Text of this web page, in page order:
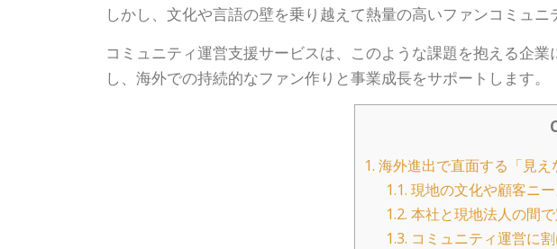
しかし、文化や言語の壁を乗り越えて熱量の高いファンコミュニ
コミュニティ運営支援サービスは、このような課題を抱える企
し、海外での持続的なファン作りと事業成長をサポートします。
1. 海外進出で直面する「見
1.1. 現地の文化や顧客ニ
1.2. 本社と現地法人の間
1.3. コミュニティ運営に